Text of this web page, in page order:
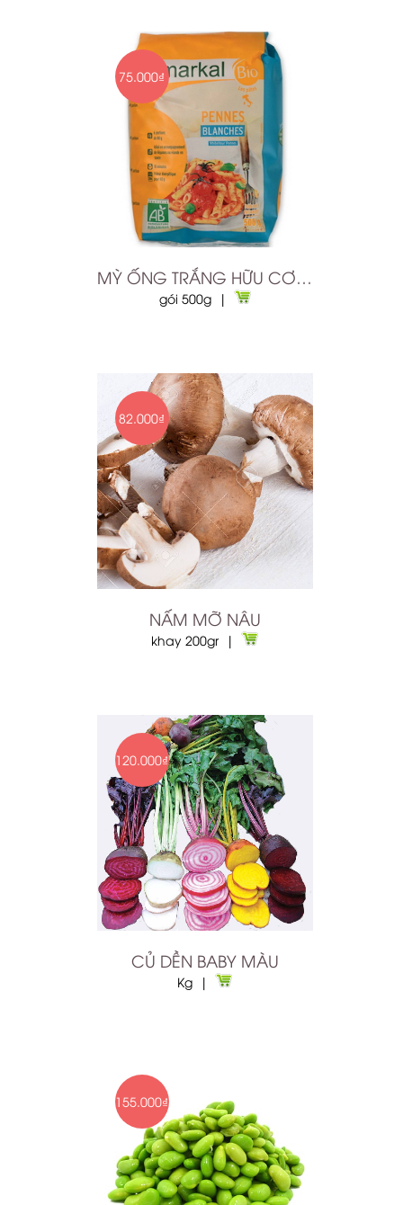
75.000₫
MỲ ỐNG TRẮNG HỮU CƠ PENNE MARKAL
gói 500g |
82.000₫
NẤM MỠ NÂU
khay 200gr |
120.000₫
CỦ DỀN BABY MÀU
Kg |
155.000₫